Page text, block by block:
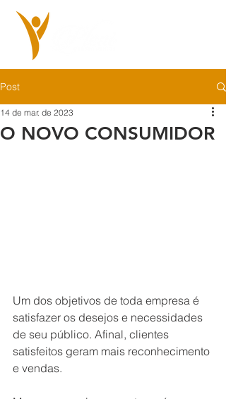
Post
O NOVO CONSUMIDOR
14 de mar. de 2023
Um dos objetivos de toda empresa é
satisfazer os desejos e necessidades
de seu público. Afinal, clientes
satisfeitos geram mais reconhecimento
e vendas.